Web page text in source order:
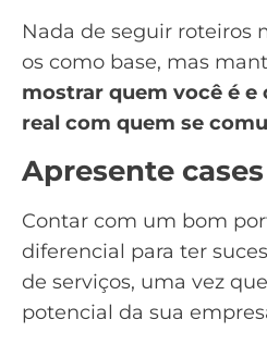
Nada de seguir roteiros
os como base, mas
mostrar quem você é
real com quem se
Apresente
Contar com um bom
diferencial para ter
de serviços, uma vez
potencial da sua